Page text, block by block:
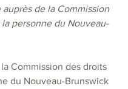
auprès de la Commission
personne du Nouveau-
Commission des droits
du Nouveau-Brunswick